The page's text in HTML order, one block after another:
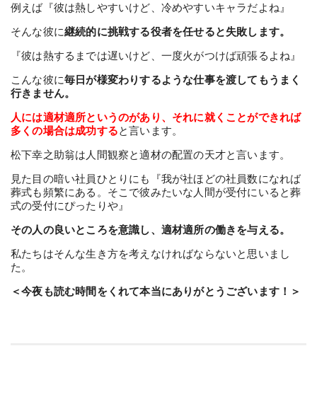
例えば『彼は熱しやすいけど、冷めやすいキャラだよね』
そんな彼に継続的に挑戦する役者を任せると失敗します。
『彼は熱するまでは遅いけど、一度火がつけば頑張るよね』
こんな彼に毎日が様変わりするような仕事を渡してもうまく
行きません。
人には適材適所というのがあり、それに就くことができれば
多くの場合は成功すると言います。
松下幸之助翁は人間観察と適材の配置の天才と言います。
見た目の暗い社員ひとりにも『我が社ほどの社員数になれば
葬式も頻繁にある。そこで彼みたいな人間が受付にいると葬
式の受付にぴったりや』
その人の良いところを意識し、適材適所の働きを与える。
私たちはそんな生き方を考えなければならないと思いまし
た。
＜今夜も読む時間をくれて本当にありがとうございます！＞